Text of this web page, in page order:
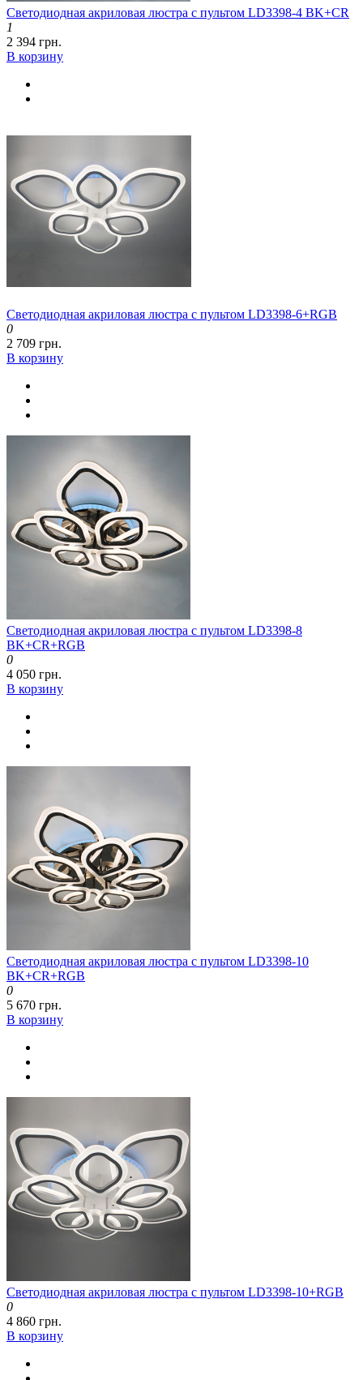
Светодиодная акриловая люстра с пультом LD3398-4 BK+CR
1
2 394 грн.
В корзину
Светодиодная акриловая люстра с пультом LD3398-6+RGB
0
2 709 грн.
В корзину
Светодиодная акриловая люстра с пультом LD3398-8
BK+CR+RGB
0
4 050 грн.
В корзину
Светодиодная акриловая люстра с пультом LD3398-10
BK+CR+RGB
0
5 670 грн.
В корзину
Светодиодная акриловая люстра с пультом LD3398-10+RGB
0
4 860 грн.
В корзину